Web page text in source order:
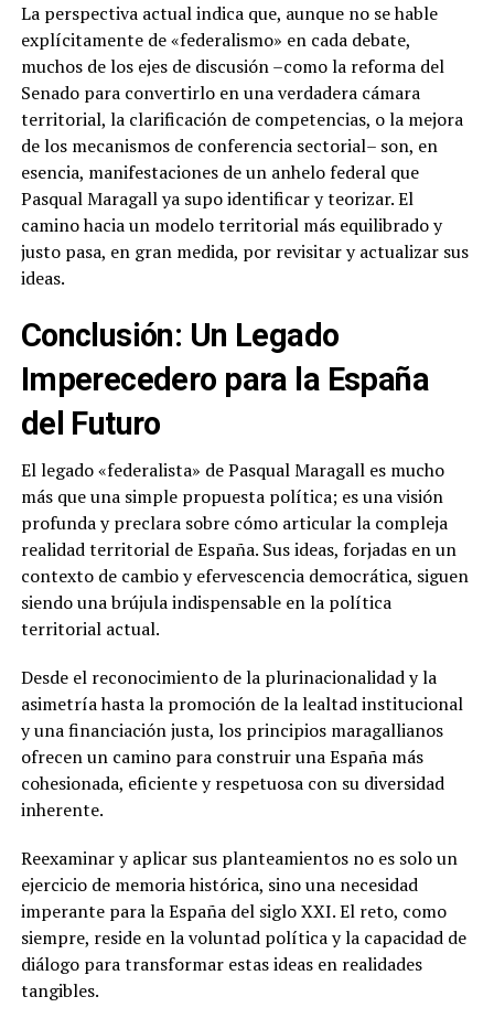
La perspectiva actual indica que, aunque no se hable
explícitamente de «federalismo» en cada debate,
muchos de los ejes de discusión –como la reforma del
Senado para convertirlo en una verdadera cámara
territorial, la clarificación de competencias, o la mejora
de los mecanismos de conferencia sectorial– son, en
esencia, manifestaciones de un anhelo federal que
Pasqual Maragall ya supo identificar y teorizar. El
camino hacia un modelo territorial más equilibrado y
justo pasa, en gran medida, por revisitar y actualizar sus
ideas.
Conclusión: Un Legado
Imperecedero para la España
del Futuro
El legado «federalista» de Pasqual Maragall es mucho
más que una simple propuesta política; es una visión
profunda y preclara sobre cómo articular la compleja
realidad territorial de España. Sus ideas, forjadas en un
contexto de cambio y efervescencia democrática, siguen
siendo una brújula indispensable en la política
territorial actual.
Desde el reconocimiento de la plurinacionalidad y la
asimetría hasta la promoción de la lealtad institucional
y una financiación justa, los principios maragallianos
ofrecen un camino para construir una España más
cohesionada, eficiente y respetuosa con su diversidad
inherente.
Reexaminar y aplicar sus planteamientos no es solo un
ejercicio de memoria histórica, sino una necesidad
imperante para la España del siglo XXI. El reto, como
siempre, reside en la voluntad política y la capacidad de
diálogo para transformar estas ideas en realidades
tangibles.